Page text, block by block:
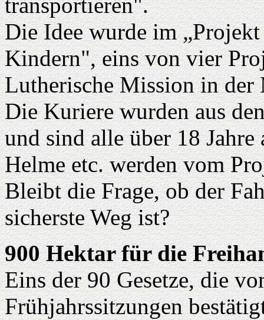
Die Idee wurde im
Kindern", eins von vier
Lutherische Mission in
Die Kuriere wurden aus
und sind alle über 18
Helme etc. werden vom
Bleibt die Frage, ob der
sicherste Weg ist?
900 Hektar für die
Eins der 90 Gesetze, die
Frühjahrssitzungen